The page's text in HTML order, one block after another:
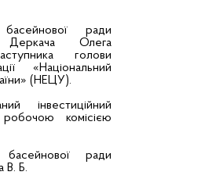
ради
Деркача Олега
голови
«Національний
(НЕЦУ).
інвестиційний
комісією
басейнової ради
В. Б.